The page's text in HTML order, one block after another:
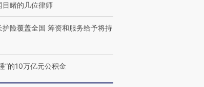
【特别呈现】寻找100种
有意思的生活方式·第三对
CFO：不靠规模取胜，华
住三大增长引擎是什么？
目睹的几位律师
护险覆盖全国 筹资和服务给予将持
”的10万亿元公积金